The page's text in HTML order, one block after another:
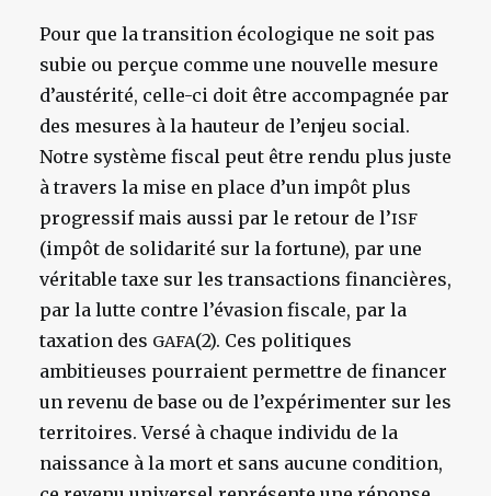
Pour que la transition écologique ne soit pas
subie ou perçue comme une nouvelle mesure
d’austérité, celle-ci doit être accompagnée par
des mesures à la hauteur de l’enjeu social.
Notre système fiscal peut être rendu plus juste
à travers la mise en place d’un impôt plus
progressif mais aussi par le retour de l’ISF
(impôt de solidarité sur la fortune), par une
véritable taxe sur les transactions financières,
par la lutte contre l’évasion fiscale, par la
taxation des GAFA(2). Ces politiques
ambitieuses pourraient permettre de financer
un revenu de base ou de l’expérimenter sur les
territoires. Versé à chaque individu de la
naissance à la mort et sans aucune condition,